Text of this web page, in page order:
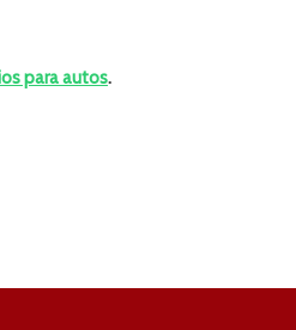
para autos.